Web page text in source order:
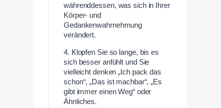
währenddessen, was sich in Ihrer
Körper- und
Gedankenwahrnehmung
verändert.
4. Klopfen Sie so lange, bis es
sich besser anfühlt und Sie
vielleicht denken „Ich pack das
schon“, „Das ist machbar“, „Es
gibt immer einen Weg“ oder
Ähnliches.